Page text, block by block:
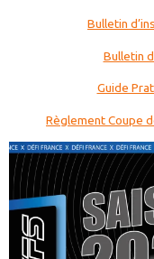
Bulletin
Bulletin
Guide
Règlement Coupe